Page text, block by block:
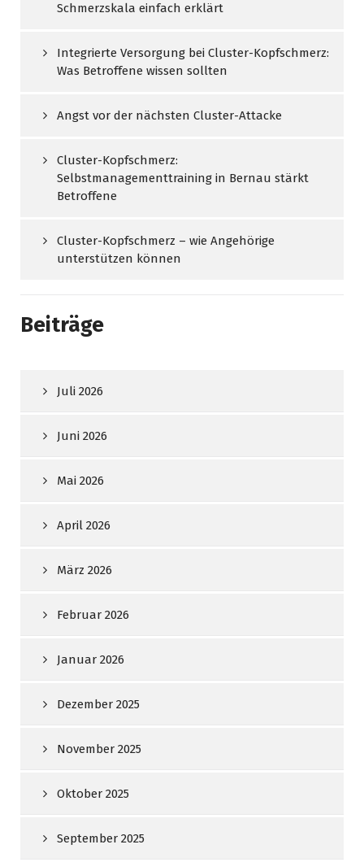
Schmerzskala einfach erklärt
Integrierte Versorgung bei Cluster-Kopfschmerz:
Was Betroffene wissen sollten
Angst vor der nächsten Cluster-Attacke
Cluster-Kopfschmerz:
Selbstmanagementtraining in Bernau stärkt
Betroffene
Cluster-Kopfschmerz – wie Angehörige
unterstützen können
Beiträge
Juli 2026
Juni 2026
Mai 2026
April 2026
März 2026
Februar 2026
Januar 2026
Dezember 2025
November 2025
Oktober 2025
September 2025